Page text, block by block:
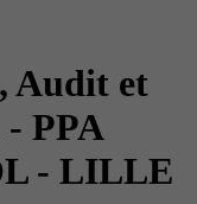
Audit et
- PPA
- LILLE